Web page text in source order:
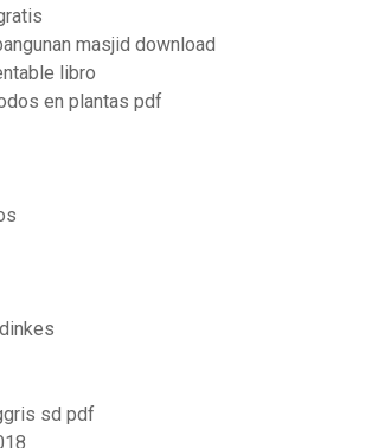
masjid download
libro
en plantas pdf
sd pdf